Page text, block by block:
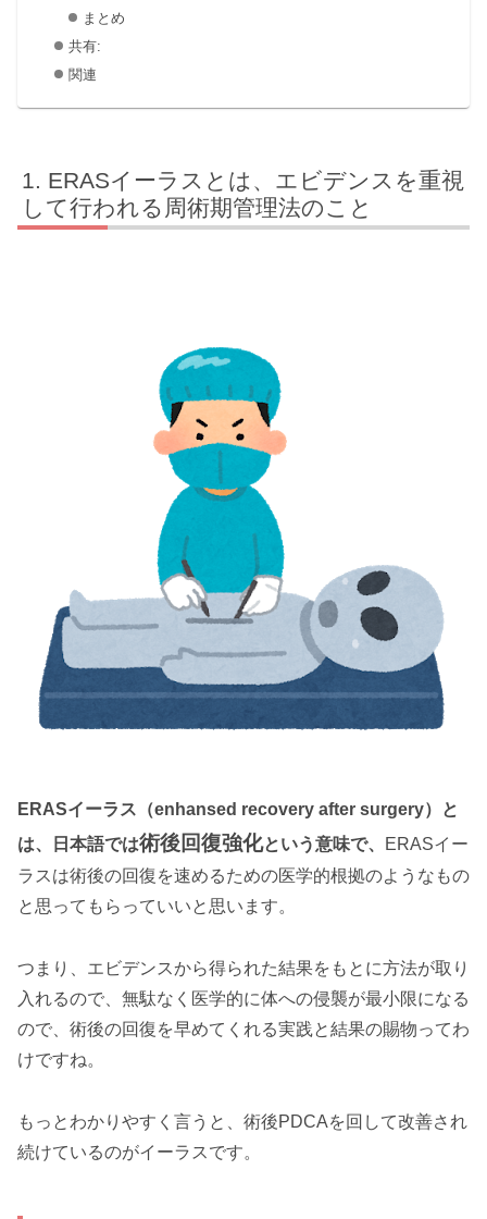
まとめ
共有:
関連
ERASイーラスとは、エビデンスを重視
して行われる周術期管理法のこと
ERASイーラス（enhansed recovery after surgery）と
は、日本語では術後回復強化という意味で、
ERASイー
ラスは術後の回復を速めるための医学的根拠のようなもの
と思ってもらっていいと思います。
つまり、エビデンスから得られた結果をもとに方法が取り
入れるので、無駄なく医学的に体への侵襲が最小限になる
ので、術後の回復を早めてくれる実践と結果の賜物ってわ
けですね。
もっとわかりやすく言うと、術後PDCAを回して改善され
続けているのがイーラスです。